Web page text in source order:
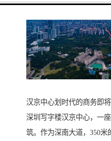
汉京中心划时代的商务即
深圳写字楼汉京中心，一
筑。作为深南大道，350米